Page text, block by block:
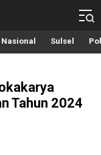
Nasional Sulsel
Tahun 2024